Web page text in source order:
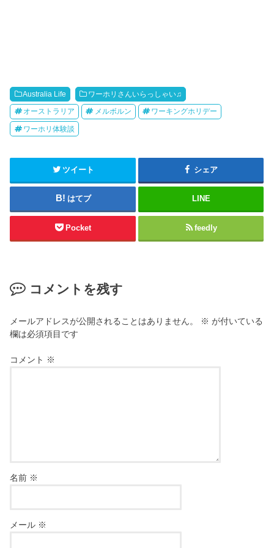
Australia Life ワーホリさんいらっしゃい♫
オーストラリア メルボルン ワーキングホリデー
ワーホリ体験談
ツイート シェア
はてブ LINE
Pocket feedly
コメントを残す
メールアドレスが公開されることはありません。 ※ が付いている
欄は必須項目です
コメント ※
名前 ※
メール ※